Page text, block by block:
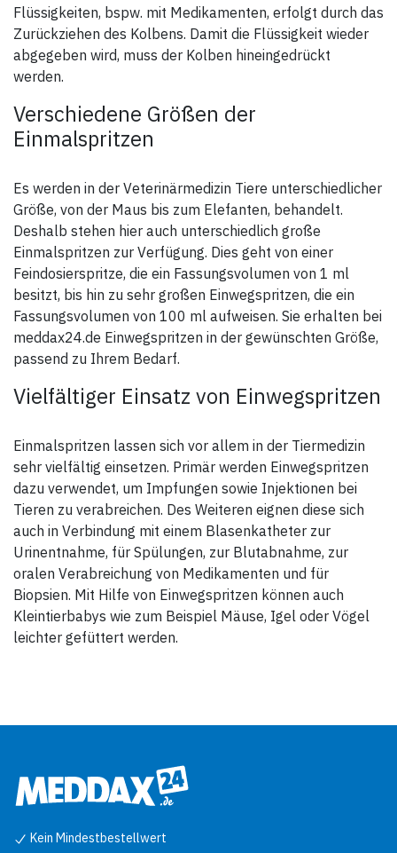
Flüssigkeiten, bspw. mit Medikamenten, erfolgt durch das
Zurückziehen des Kolbens. Damit die Flüssigkeit wieder
abgegeben wird, muss der Kolben hineingedrückt
werden.
Verschiedene Größen der
Einmalspritzen
Es werden in der Veterinärmedizin Tiere unterschiedlicher
Größe, von der Maus bis zum Elefanten, behandelt.
Deshalb stehen hier auch unterschiedlich große
Einmalspritzen zur Verfügung. Dies geht von einer
Feindosierspritze, die ein Fassungsvolumen von 1 ml
besitzt, bis hin zu sehr großen Einwegspritzen, die ein
Fassungsvolumen von 100 ml aufweisen. Sie erhalten bei
meddax24.de Einwegspritzen in der gewünschten Größe,
passend zu Ihrem Bedarf.
Vielfältiger Einsatz von Einwegspritzen
Einmalspritzen lassen sich vor allem in der Tiermedizin
sehr vielfältig einsetzen. Primär werden Einwegspritzen
dazu verwendet, um Impfungen sowie Injektionen bei
Tieren zu verabreichen. Des Weiteren eignen diese sich
auch in Verbindung mit einem Blasenkatheter zur
Urinentnahme, für Spülungen, zur Blutabnahme, zur
oralen Verabreichung von Medikamenten und für
Biopsien. Mit Hilfe von Einwegspritzen können auch
Kleintierbabys wie zum Beispiel Mäuse, Igel oder Vögel
leichter gefüttert werden.
Kein Mindestbestellwert